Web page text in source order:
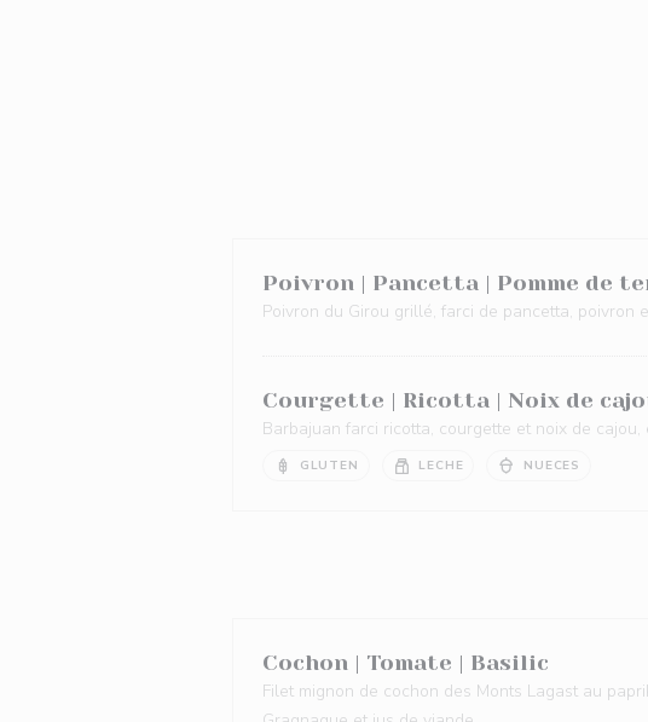
Poivron | Pancetta | Pomme de
Poivron du Girou grillé, farci de pancetta, poivron
Courgette | Ricotta | Noix de
Barbajuan farci ricotta, courgette et noix de
GLUTEN LECHE NUECES
Cochon | Tomate | Basilic
Filet mignon de cochon des Monts Lagast au